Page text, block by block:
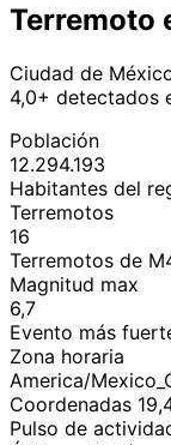
Terremoto
Ciudad de
4,0+ detectados
Población
12.294.193
Habitantes del
Terremotos
16
Terremotos de
Magnitud max
6,7
Evento más
Zona horaria
America/
Coordenadas
Pulso de